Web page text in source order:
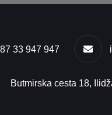
33 947 947
Butmirska cesta 18,